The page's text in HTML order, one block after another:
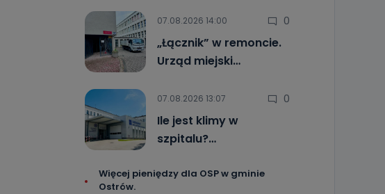
07.08.2026 14:00 0
„Łącznik” w remoncie.
Urząd miejski…
07.08.2026 13:07 0
Ile jest klimy w
szpitalu?…
Więcej pieniędzy dla OSP w gminie
Ostrów.